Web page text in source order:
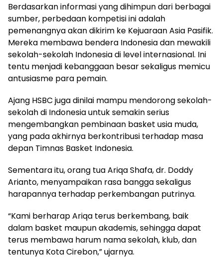
Berdasarkan informasi yang dihimpun dari berbagai
sumber, perbedaan kompetisi ini adalah
pemenangnya akan dikirim ke Kejuaraan Asia Pasifik.
Mereka membawa bendera Indonesia dan mewakili
sekolah-sekolah Indonesia di level internasional. Ini
tentu menjadi kebanggaan besar sekaligus memicu
antusiasme para pemain.
Ajang HSBC juga dinilai mampu mendorong sekolah-
sekolah di Indonesia untuk semakin serius
mengembangkan pembinaan basket usia muda,
yang pada akhirnya berkontribusi terhadap masa
depan Timnas Basket Indonesia.
Sementara itu, orang tua Ariqa Shafa, dr. Doddy
Arianto, menyampaikan rasa bangga sekaligus
harapannya terhadap perkembangan putrinya.
“Kami berharap Ariqa terus berkembang, baik
dalam basket maupun akademis, sehingga dapat
terus membawa harum nama sekolah, klub, dan
tentunya Kota Cirebon,” ujarnya.